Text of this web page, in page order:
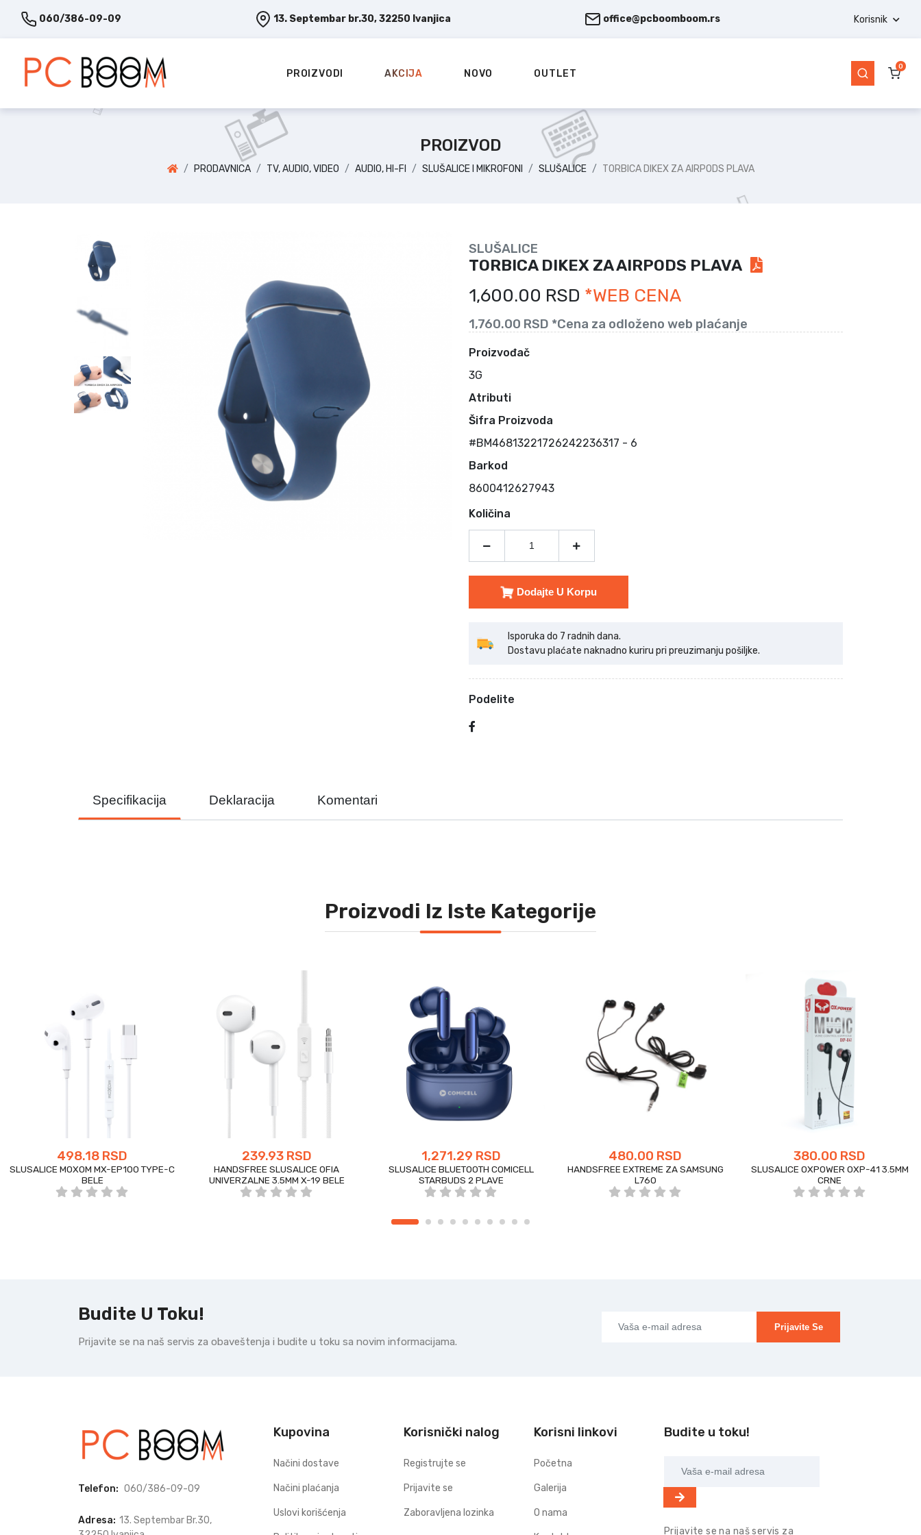
060/386-09-09 13. Septembar br.30, 32250 Ivanjica office@pcboomboom.rs Korisnik
PROIZVODI AKCIJA NOVO OUTLET
0
PROIZVOD
PRODAVNICA TV, AUDIO, VIDEO AUDIO, HI-FI SLUŠALICE I MIKROFONI SLUŠALICE TORBICA DIKEX ZA AIRPODS PLAVA
SLUŠALICE
TORBICA DIKEX ZA AIRPODS PLAVA
1,600.00 RSD *WEB CENA
1,760.00 RSD *Cena za odloženo web plaćanje
Proizvođač
3G
Atributi
Šifra Proizvoda
#BM46813221726242236317 - 6
Barkod
8600412627943
Količina
Dodajte U Korpu
Isporuka do 7 radnih dana.
Dostavu plaćate naknadno kuriru pri preuzimanju pošiljke.
Podelite
Specifikacija Deklaracija Komentari
Proizvodi Iz Iste Kategorije
498.18 RSD
SLUSALICE MOXOM MX-EP100 TYPE-C
BELE
239.93 RSD
HANDSFREE SLUSALICE OFIA
UNIVERZALNE 3.5MM X-19 BELE
1,271.29 RSD
SLUSALICE BLUETOOTH COMICELL
STARBUDS 2 PLAVE
480.00 RSD
HANDSFREE EXTREME ZA SAMSUNG
L760
380.00 RSD
SLUSALICE OXPOWER OXP-41 3.5MM
CRNE
Budite U Toku!
Prijavite se na naš servis za obaveštenja i budite u toku sa novim informacijama.
Prijavite Se
Telefon: 060/386-09-09
Adresa: 13. Septembar Br.30,
Kupovina
Načini dostave
Načini plaćanja
Uslovi korišćenja
Korisnički nalog
Registrujte se
Prijavite se
Zaboravljena lozinka
Korisni linkovi
Početna
Galerija
O nama
Budite u toku!
Prijavite se na naš servis za